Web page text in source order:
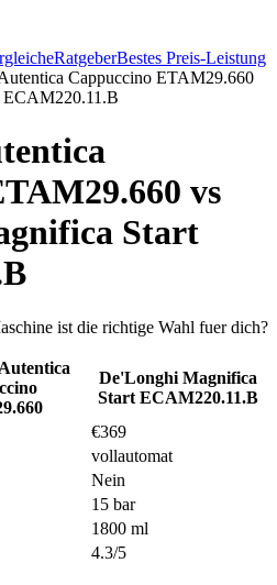
RatgeberBestes Preis-Leistung
Cappuccino ETAM29.660
vs
Start
ist die richtige Wahl fuer dich?
De'Longhi Magnifica
Start ECAM220.11.B
€369
vollautomat
Nein
15 bar
1800 ml
4.3/5